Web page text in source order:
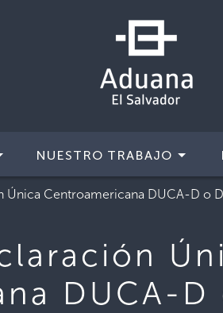
NUESTRO TRABAJO
Única Centroamericana DUCA-D o
DUCA-D